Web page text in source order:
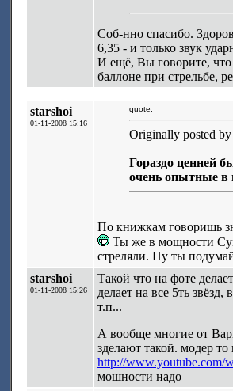
Соб-нно спасибо.
6,35 - и только звук
И ещё, Вы говорите, что
баллоне при стрельбе,
starshoi
01-11-2008 15:16
quote:
Originally posted by
Гораздо ценней
очень опытные в
По книжкам говоришь
Ты же в мощности
стреляли. Ну ты
starshoi
01-11-2008 15:26
Такой что на фоте
делает на все 5ть
т.п...
А вообще многие от
зделают такой. модер
http://www.youtube.com/
мошности надо